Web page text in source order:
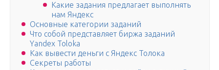
Какие задания предлагает выполнять
нам Яндекс
Основные категории заданий
Что собой представляет биржа заданий
Yandex Toloka
Как вывести деньги с Яндекс Толока
Секреты работы